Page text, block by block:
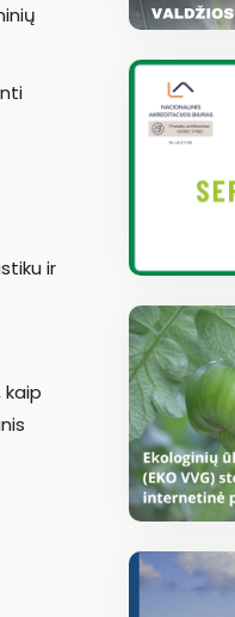
ir
kaip